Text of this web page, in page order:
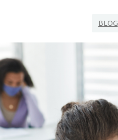
BLOG